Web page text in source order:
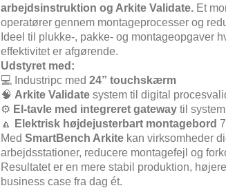
arbejdsinstruktion og Arkite Validate.Et
operatører gennem montageprocesser og
Ideel til plukke-, pakke- og montageopgaver
effektivitet er afgørende.
Udstyret med:
💻 Industripc med 24” touchskærm
🧠 Arkite Validatesystem til digital
⚙️ El-tavle med integreret gatewaytil
🔼
Elektrisk højdejusterbart montagebord
Med SmartBench Arkitekan virksomheder
arbejdsstationer, reducere montagefejl og
Resultatet er en mere stabil produktion,
business case fra dag ét.